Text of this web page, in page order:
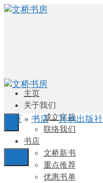
主页
关于我们
成立宗旨
联络我们
书店
文桥新书
重点推荐
优惠书单
主页 » 书店 » 其他出版社